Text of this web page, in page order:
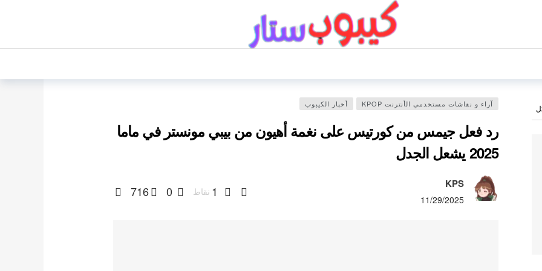
آراء و نقاشات مستخدمي الأنترنت KPOP أخبار الكيبوب
رد فعل جيمس من كورتيس على نغمة أهيون من بيبي مونستر في ماما
2025 يشعل الجدل
KPS
11/29/2025
1 نقاط 0
716